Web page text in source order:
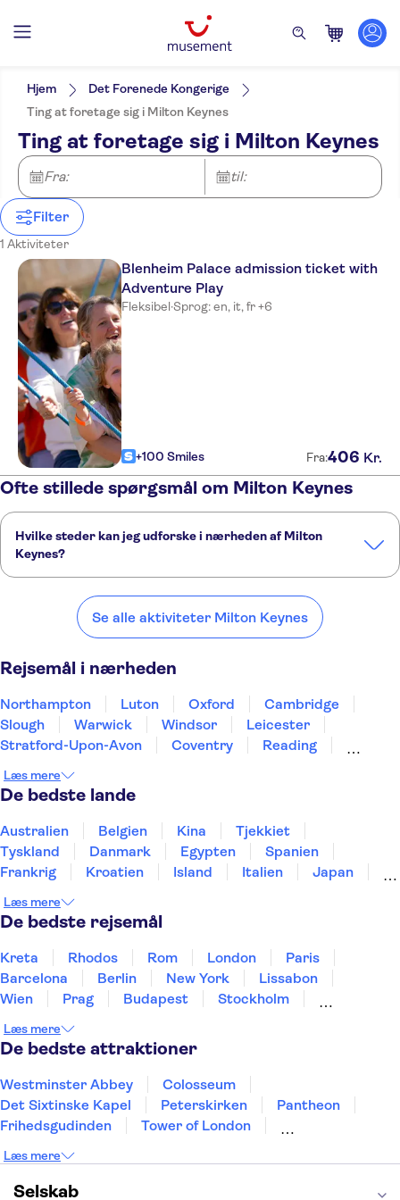
Filters
Min DKK Max
Alternativer
Tur med Audioguide
Elektronisk billet
Øjeblikkelig bekræftelse
Kategorier
rundture
Pas til seværdigheder
German
Finnish
French
Japanese
Dutch
Chinese
Hjem
Det Forenede Kongerige
Ting at foretage sig i Milton Keynes
Ting at foretage sig i Milton Keynes
Fra: til:
Filter
1 Aktiviteter
Blenheim Palace admission ticket with
Adventure Play
Fleksibel·Sprog: en, it, fr +6
+100 Smiles Fra:406 Kr.
Ofte stillede spørgsmål om Milton Keynes
Hvilke steder kan jeg udforske i nærheden af Milton
Keynes?
Milton Keynes:
Northampton Slough
Se alle aktiviteter Milton Keynes
Rejsemål i nærheden
Northampton Luton Oxford
Cambridge
Slough
Warwick Windsor
Leicester
Stratford-Upon-Avon
Coventry
Reading
Læs mere
De bedste lande
Australien Belgien Kina
Tjekkiet
Tyskland
Danmark Egypten
Spanien
Frankrig
Kroatien Island Italien
Japan
Thailand
Tyrkiet
Læs mere
De bedste rejsemål
Kreta Rhodos Rom London
Paris
Barcelona
Berlin New York
Lissabon
Wien
Prag Budapest
Stockholm
Aarhus
Helsingborg
Læs mere
De bedste attraktioner
Westminster Abbey
Colosseum
Det Sixtinske Kapel
Peterskirken
Pantheon
Frihedsgudinden
Tower of London
Burj Khalifa
Keukenhof
Alcatraz
Elbphilharmonie
Læs mere
Selskab